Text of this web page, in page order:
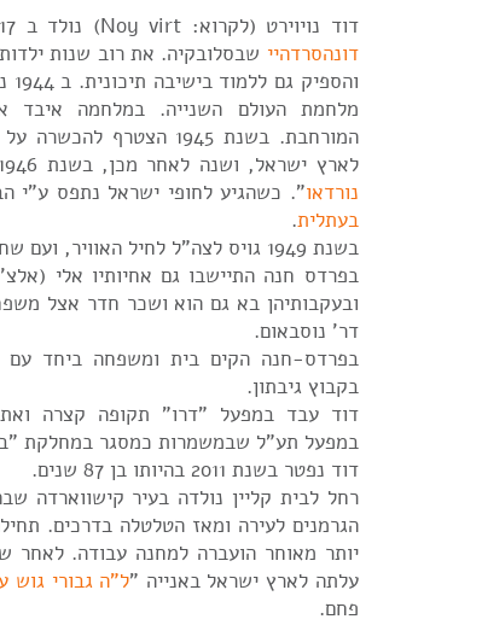
דוד נויוירט (לקרוא: Noy virt) נולד ב 17 בדצמבר שנת 1924 בעיר
דונהסרדהיי שבסלובקיה. את רוב שנות
מלחמת העולם השנייה. במלחמה איבד
המורחבת. בשנת 1945
לארץ ישראל, ושנה לאחר מכן, בשנת 1946 עלה לארץ באונייה "
נורדאו". כשהגיע לחופי ישראל נתפס ע"י
בעתלית.
בשנת 1949 גויס לצה"ל לחיל האוויר, ועם שחרורו הגיע לפרדס-חנה.
בפרדס חנה התיישבו גם אחיותיו אלי
ובעקבותיהן בא גם הוא ושכר חדר אצל
דר' נוסבאום.
בפרדס-חנה הקים בית ומשפחה ביחד
בקבוץ גיבתון.
דוד עבד במפעל "דרו" תקופה קצרה
במפעל תע"ל שבמשמרות כמסגר במחלקת
דוד נפטר בשנת 2011 בהיותו בן 87 שנים.
הגרמנים לעירה ומאז הטלטלה בדרכים.
יותר מאוחר הועברה למחנה עבודה. לאחר
עלתה לארץ ישראל באנייה "ל"ה גבורי גוש
פחם.